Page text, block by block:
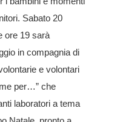
Sabato 20
ore 19 sarà
in compagnia di
e volontari
per…” che
laboratori a tema